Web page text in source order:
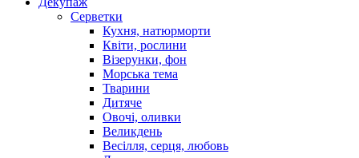
Серветки
Кухня, натюрморти
Квіти, рослини
Візерунки, фон
Морська тема
Тварини
Дитяче
Овочі, оливки
Великдень
Весілля, серця, любовь